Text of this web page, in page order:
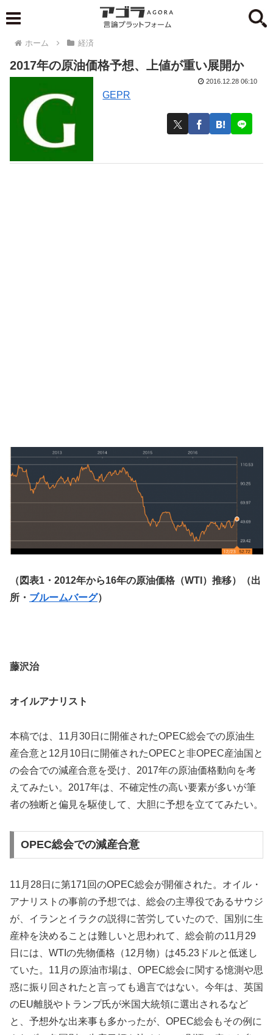
ホーム 経済
2017年の原油価格予想、上値が重い展開か
GEPR
2016.12.28 06:10
（図表1・2012年から16年の原油価格（WTI）推移）（出
所・ ブルームバーグ）
藤沢治
オイルアナリスト
本稿では、11月30日に開催されたOPEC総会での原油生
産合意と12月10日に開催されたOPECと非OPEC産油国と
の会合での減産合意を受け、2017年の原油価格動向を考
えてみたい。2017年は、不確定性の高い要素が多いが筆
者の独断と偏見を駆使して、大胆に予想を立ててみたい。
OPEC総会での減産合意
11月28日に第171回のOPEC総会が開催された。オイル・
アナリストの事前の予想では、総会の主導役であるサウジ
が、イランとイラクの説得に苦労していたので、国別に生
産枠を決めることは難しいと思われて、総会前の11月29
日には、WTIの先物価格（12月物）は45.23ドルと低迷し
ていた。11月の原油市場は、OPEC総会に関する憶測や思
惑に振り回されたと言っても過言ではない。今年は、英国
のEU離脱やトランプ氏が米国大統領に選出されるなど
と、予想外な出来事も多かったが、OPEC総会もその例に